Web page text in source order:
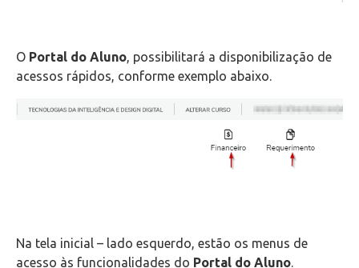
O Portal do Aluno, possibilitará a disponibilização de
acessos rápidos, conforme exemplo abaixo.
Na tela inicial – lado esquerdo, estão os menus de
acesso às funcionalidades do Portal do Aluno.